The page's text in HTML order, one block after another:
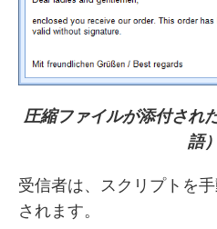
圧縮ファイルが添付され
語）
受信者は、スクリプトを
されます。